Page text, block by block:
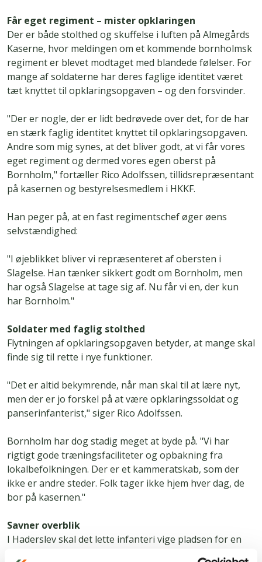
Får eget regiment – mister opklaringen
Der er både stolthed og skuffelse i luften på Almegårds
Kaserne, hvor meldingen om et kommende bornholmsk
regiment er blevet modtaget med blandede følelser. For
mange af soldaterne har deres faglige identitet været
tæt knyttet til opklaringsopgaven – og den forsvinder.
"Der er nogle, der er lidt bedrøvede over det, for de har
en stærk faglig identitet knyttet til opklaringsopgaven.
Andre som mig synes, at det bliver godt, at vi får vores
eget regiment og dermed vores egen oberst på
Bornholm," fortæller Rico Adolfssen, tillidsrepræsentant
på kasernen og bestyrelsesmedlem i HKKF.
Han peger på, at en fast regimentschef øger øens
selvstændighed:
"I øjeblikket bliver vi repræsenteret af obersten i
Slagelse. Han tænker sikkert godt om Bornholm, men
har også Slagelse at tage sig af. Nu får vi en, der kun
har Bornholm."
Soldater med faglig stolthed
Flytningen af opklaringsopgaven betyder, at mange skal
finde sig til rette i nye funktioner.
"Det er altid bekymrende, når man skal til at lære nyt,
men der er jo forskel på at være opklaringssoldat og
panserinfanterist," siger Rico Adolfssen.
Bornholm har dog stadig meget at byde på. "Vi har
rigtigt gode træningsfaciliteter og opbakning fra
lokalbefolkningen. Der er et kammeratskab, som der
ikke er andre steder. Folk tager ikke hjem hver dag, de
bor på kasernen."
Savner overblik
I Haderslev skal det lette infanteri vige pladsen for en